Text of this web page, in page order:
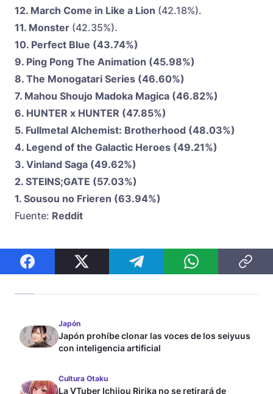
12. March Come in Like a Lion (42.18%).
11. Monster (42.35%).
10. Perfect Blue (43.74%)
9. Ping Pong The Animation (45.98%)
8. The Monogatari Series (46.60%)
7. Mahou Shoujo Madoka Magica (46.82%)
6. HUNTER x HUNTER (47.85%)
5. Fullmetal Alchemist: Brotherhood (48.03%)
4. Legend of the Galactic Heroes (49.21%)
3. Vinland Saga (49.62%)
2. STEINS;GATE (57.03%)
1. Sousou no Frieren (63.94%)
Fuente: Reddit
Japón
Japón prohíbe clonar las voces de los seiyuus
con inteligencia artificial
Cultura Otaku
La VTuber Ichijou Ririka no se retirará de